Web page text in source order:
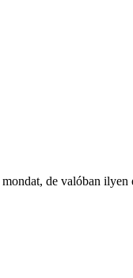
de valóban ilyen